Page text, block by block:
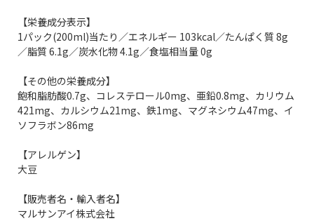
【栄養成分表示】
1パック(200ml)当たり／エネルギー 103kcal／たんぱく質 8g
／脂質 6.1g／炭水化物 4.1g／食塩相当量 0g
【その他の栄養成分】
飽和脂肪酸0.7g、コレステロール0mg、亜鉛0.8mg、カリウム
421mg、カルシウム21mg、鉄1mg、マグネシウム47mg、イ
ソフラボン86mg
【アレルゲン】
大豆
【販売者名・輸入者名】
マルサンアイ株式会社